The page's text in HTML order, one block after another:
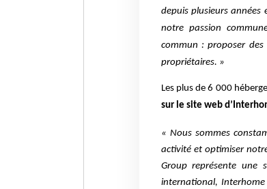
depuis plusieurs
notre passion
commun : proposer
propriétaires. »
Les plus de 6 000
sur le site web
« Nous sommes
activité et optimiser
Group représente une
international,